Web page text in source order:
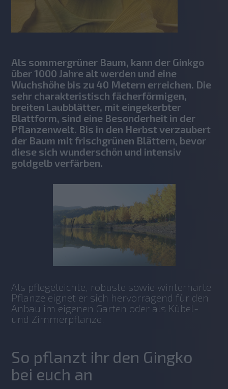
Als sommergrüner Baum, kann der Ginkgo
über 1000 Jahre alt werden und eine
Wuchshöhe bis zu 40 Metern erreichen. Die
sehr charakteristisch fächerförmigen,
breiten Laubblätter, mit eingekerbter
Blattform, sind eine Besonderheit in der
Pflanzenwelt. Bis in den Herbst verzaubert
der Baum mit frischgrünen Blättern, bevor
diese sich wunderschön und intensiv
goldgelb verfärben.
Als pflegeleichte, robuste sowie winterharte
Pflanze eignet er sich hervorragend für den
Anbau im eigenen Garten oder als Kübel-
und Zimmerpflanze.
So pflanzt ihr den Gingko
bei euch an